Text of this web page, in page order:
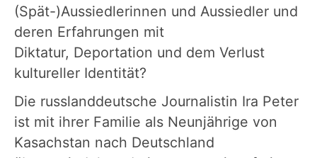
(Spät-)Aussiedlerinnen und Aussiedler und
deren Erfahrungen mit
Diktatur, Deportation und dem Verlust
kultureller Identität?
Die russlanddeutsche Journalistin Ira Peter
ist mit ihrer Familie als Neunjährige von
Kasachstan nach Deutschland